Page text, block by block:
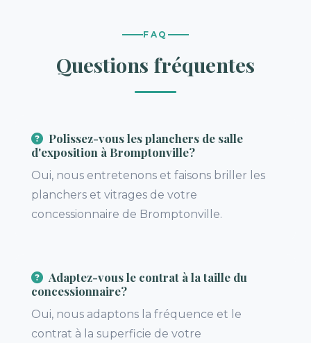
FAQ
Questions fréquentes
Polissez-vous les planchers de salle
d'exposition à Bromptonville?
Oui, nous entretenons et faisons briller les
planchers et vitrages de votre
concessionnaire de Bromptonville.
Adaptez-vous le contrat à la taille du
concessionnaire?
Oui, nous adaptons la fréquence et le
contrat à la superficie de votre